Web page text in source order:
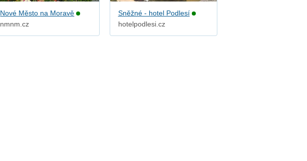
Nové Město na Moravě
nmnm.cz
Sněžné - hotel Podlesí
hotelpodlesi.cz